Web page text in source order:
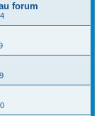
forum